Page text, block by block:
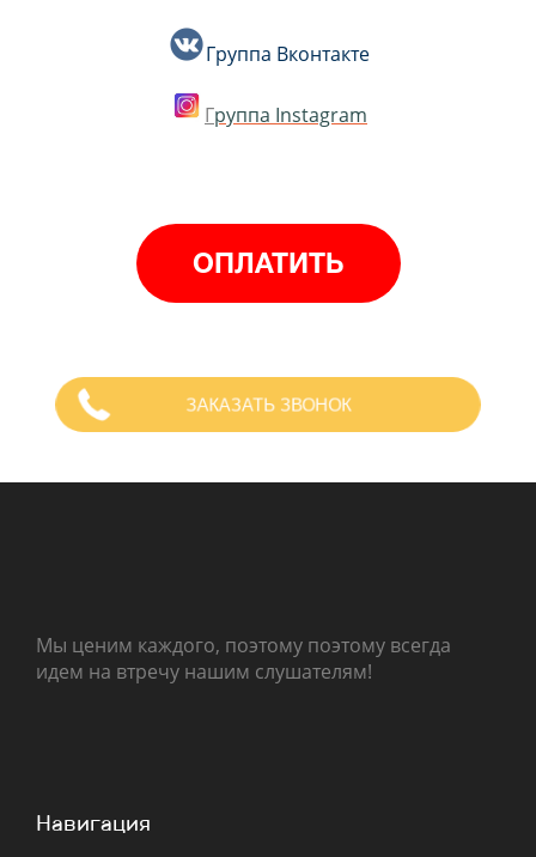
Группа Вконтакте
Группа Instagram
ОПЛАТИТЬ
ЗАКАЗАТЬ ЗВОНОК
Мы ценим каждого, поэтому поэтому всегда
идем на втречу нашим слушателям!
Навигация